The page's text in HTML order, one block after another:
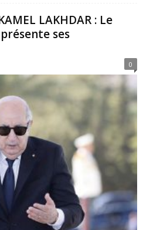
LAKHDAR : Le
ses
0